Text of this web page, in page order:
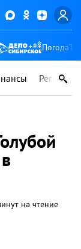
Погода
Регионы
на чтение